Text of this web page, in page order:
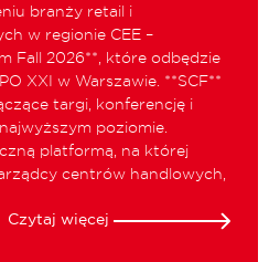
branży retail i
w regionie CEE –
Fall 2026**, które odbędzie
XXI w Warszawie. **SCF**
targi, konferencję i
poziomie.
platformą, na której
centrów handlowych,
Czytaj więcej